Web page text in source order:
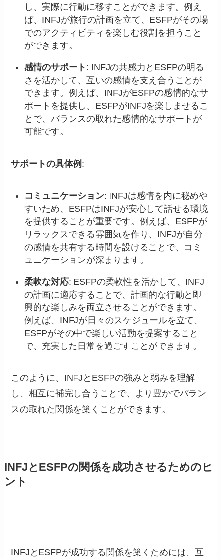
し、実際に行動に移すことができます。例え
ば、INFJが旅行の計画を立て、ESFPがその場
でのアクティビティを楽しむ役割を担うこと
ができます。
感情のサポート : INFJの共感力とESFPの明る
さを活かして、互いの感情を支え合うことが
できます。例えば、INFJがESFPの感情的なサ
ポートを提供し、ESFPがINFJを楽しませるこ
とで、バランスの取れた感情的なサポートが
可能です。
サポートの具体例 :
コミュニケーション: INFJは感情を内に秘めや
すいため、ESFPはINFJが安心して話せる環境
を提供することが重要です。例えば、ESFPが
リラックスできる雰囲気を作り、INFJが自分
の感情を共有する時間を設けることで、コミ
ュニケーションが深まります。
柔軟な対応: ESFPの柔軟性を活かして、INFJ
の計画に適応することで、計画的な行動と即
興的な楽しみを両立させることができます。
例えば、INFJが日々のスケジュールを立て、
ESFPがその中で楽しい活動を提案すること
で、充実した日常を過ごすことができます。
このように、INFJとESFPの強みと弱みを理解
し、相互に補完し合うことで、より豊かでバラン
スの取れた関係を築くことができます。
INFJとESFPの関係を成功させるためのヒ
ント
INFJとESFPが成功する関係を築くためには、互